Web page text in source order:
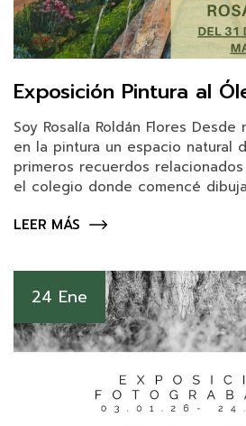
Exposición Pintura al
Soy Rosalía Roldán Flores
en la pintura un espacio natural
primeros recuerdos
el colegio donde comencé
LEER MÁS
24 Ene